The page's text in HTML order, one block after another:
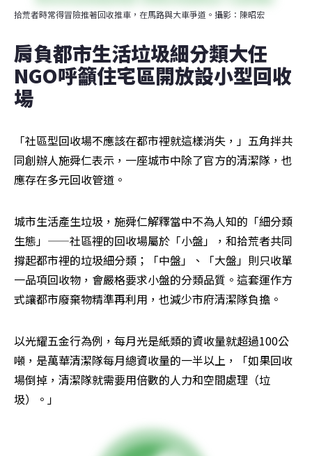
拾荒者時常得冒險推著回收推車，在馬路與大車爭道。攝影：陳昭宏
肩負都市生活垃圾細分類大任
NGO呼籲住宅區開放設小型回收
場
「社區型回收場不應該在都市裡就這樣消失，」五角拌共
同創辦人施舜仁表示，一座城市中除了官方的清潔隊，也
應存在多元回收管道。
城市生活產生垃圾，施舜仁解釋當中不為人知的「細分類
生態」——社區裡的回收場屬於「小盤」，和拾荒者共同
撐起都市裡的垃圾細分類；「中盤」、「大盤」則只收單
一品項回收物，會嚴格要求小盤的分類品質。這套運作方
式讓都市廢棄物精準再利用，也減少市府清潔隊負擔。
以光耀五金行為例，每月光是紙類的資收量就超過100公
噸，是萬華清潔隊每月總資收量的一半以上，「如果回收
場倒掉，清潔隊就需要用倍數的人力和空間處理（垃
圾）。」